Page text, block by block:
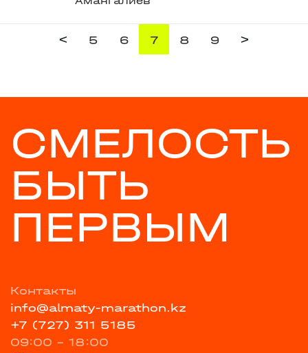
< 5 6 7 8 9 >
СМЕЛОСТЬ
БЫТЬ
ПЕРВЫМ
Контакты
info@almaty-marathon.kz
+7 (727) 311 5185
09:00 - 18:00